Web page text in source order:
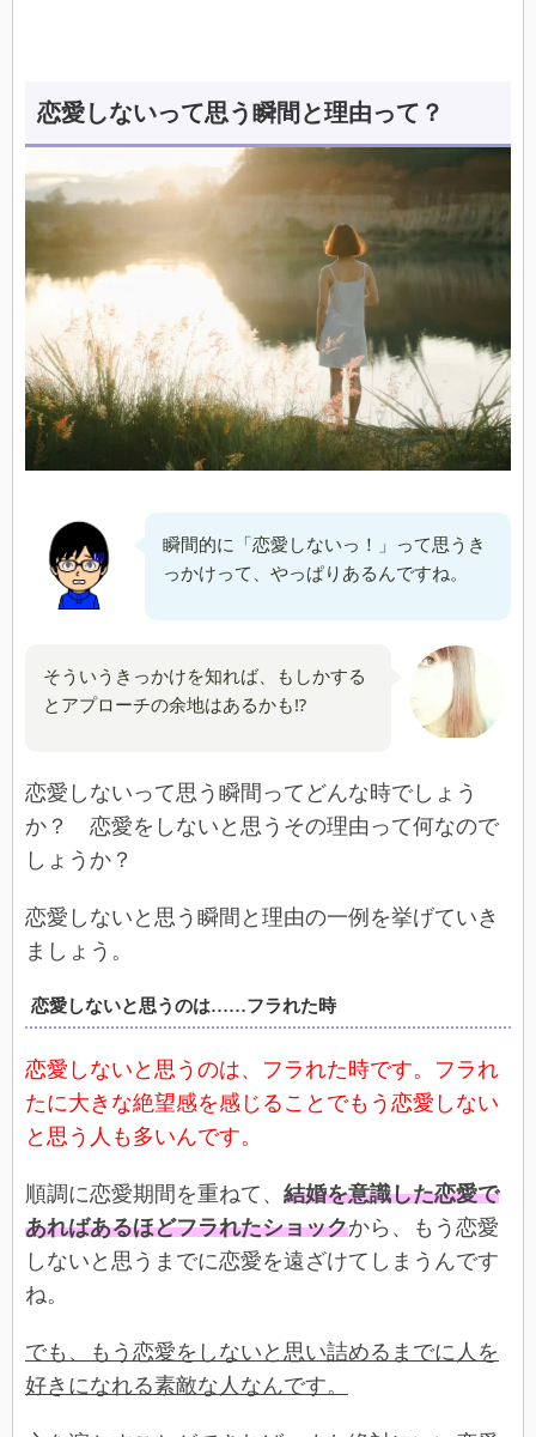
恋愛しないって思う瞬間と理由って？
瞬間的に「恋愛しないっ！」って思うき
っかけって、やっぱりあるんですね。
そういうきっかけを知れば、もしかする
とアプローチの余地はあるかも⁉
恋愛しないって思う瞬間ってどんな時でしょう
か？ 恋愛をしないと思うその理由って何なので
しょうか？
恋愛しないと思う瞬間と理由の一例を挙げていき
ましょう。
恋愛しないと思うのは……フラれた時
恋愛しないと思うのは、フラれた時です。フラれ
たに大きな絶望感を感じることでもう恋愛しない
と思う人も多いんです。
順調に恋愛期間を重ねて、 結婚を意識した恋愛で
あればあるほどフラれたショックから、もう恋愛
しないと思うまでに恋愛を遠ざけてしまうんです
ね。
でも、もう恋愛をしないと思い詰めるまでに人を
好きになれる素敵な人なんです。